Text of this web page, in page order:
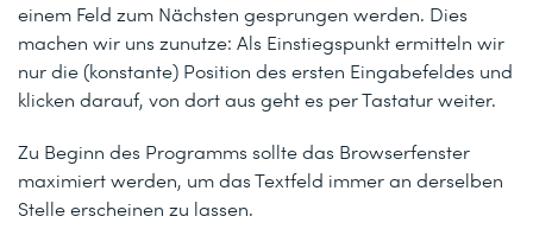
einem Feld zum Nächsten gesprungen werden. Dies
machen wir uns zunutze: Als Einstiegspunkt ermitteln wir
nur die (konstante) Position des ersten Eingabefeldes und
klicken darauf, von dort aus geht es per Tastatur weiter.
Zu Beginn des Programms sollte das Browserfenster
maximiert werden, um das Textfeld immer an derselben
Stelle erscheinen zu lassen.